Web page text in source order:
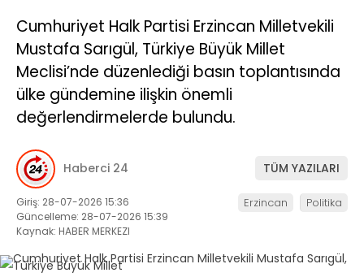
Cumhuriyet Halk Partisi Erzincan Milletvekili
Mustafa Sarıgül, Türkiye Büyük Millet
Meclisi’nde düzenlediği basın toplantısında
ülke gündemine ilişkin önemli
değerlendirmelerde bulundu.
Haberci 24 TÜM YAZILARI
Giriş: 28-07-2026 15:36
Güncelleme: 28-07-2026 15:39
Kaynak: HABER MERKEZI
Erzincan Politika